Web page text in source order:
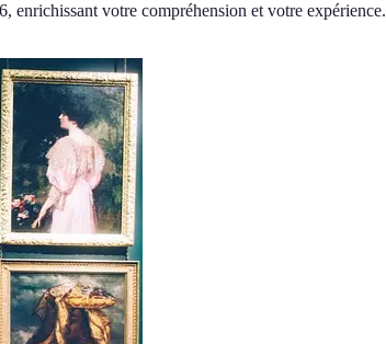
enrichissant votre compréhension et votre expérience.